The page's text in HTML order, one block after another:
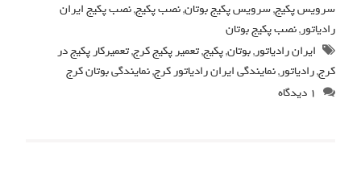
سرویس پکیج,سرویس پکیج بوتان,نصب پکیج,نصب پکیج ایران
رادیاتور,نصب پکیج بوتان
ایران رادیاتور,بوتان,پکیج,تعمیر پکیج کرج,تعمیرکار پکیج در
کرج,رادیاتور,نمایندگی ایران رادیاتور کرج,نمایندگی بوتان کرج
۱ دیدگاه